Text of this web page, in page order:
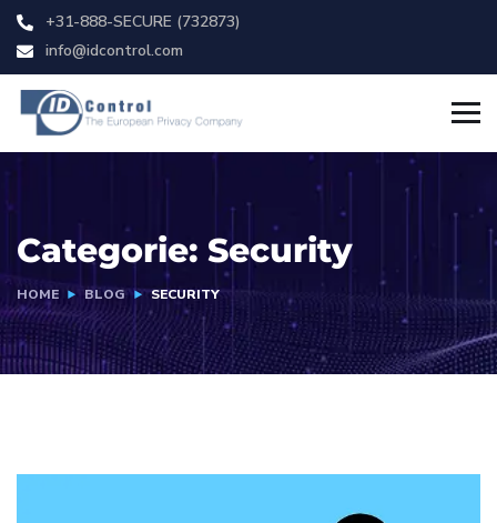
+31-888-SECURE (732873)
info@idcontrol.com
Categorie: Security
HOME BLOG SECURITY